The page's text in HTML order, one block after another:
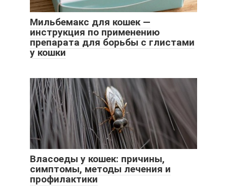
Мильбемакс для кошек —
инструкция по применению
препарата для борьбы с глистами
у кошки
Власоеды у кошек: причины,
симптомы, методы лечения и
профилактики